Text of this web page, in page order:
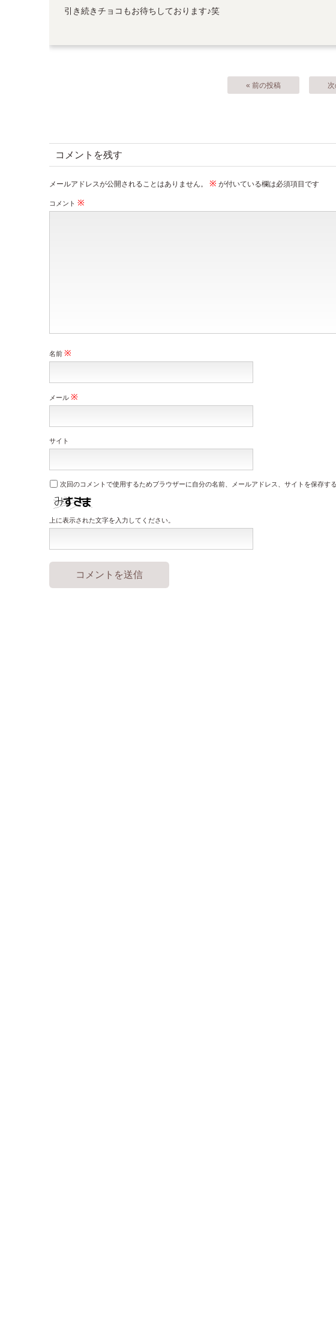
引き続きチョコもお待ちしております♪笑
« 前の投稿
コメントを残す
メールアドレスが公開されることはありません。 ※ が付いている欄は必須項目です
コメント ※
名前 ※
メール ※
サイト
次回のコメントで使用するためブラウザーに自分の名前、メールアドレス、サイトを保存する
上に表示された文字を入力してください。